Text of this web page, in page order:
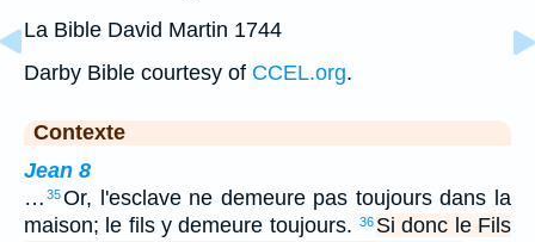
La Bible David Martin 1744
Darby Bible courtesy of CCEL.org.
Contexte
Jean 8
… 35Or, l'esclave ne demeure pas toujours dans la
maison; le fils y demeure toujours. 36 Si donc le Fils